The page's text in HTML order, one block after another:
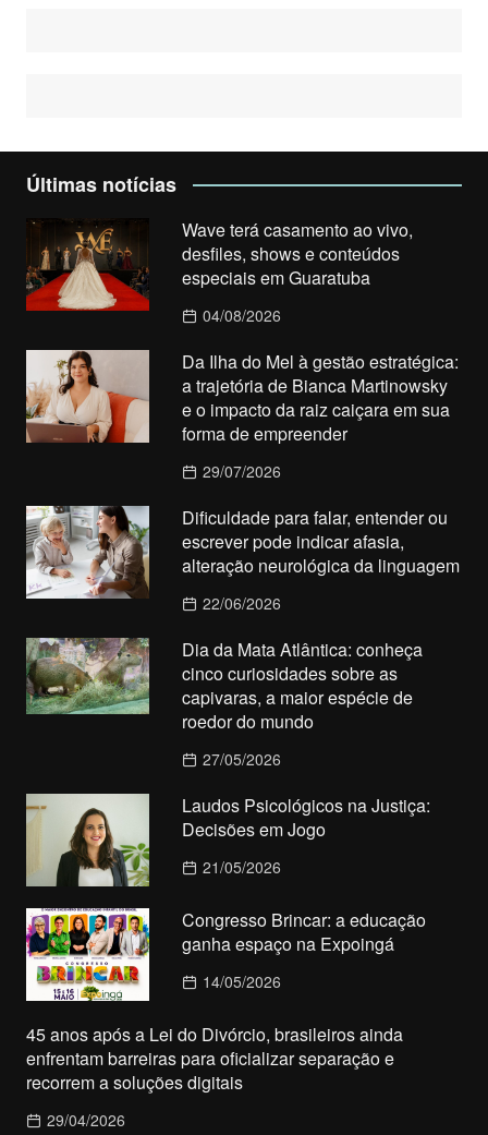
Últimas notícias
Wave terá casamento ao vivo,
desfiles, shows e conteúdos
especiais em Guaratuba
04/08/2026
Da Ilha do Mel à gestão estratégica:
a trajetória de Bianca Martinowsky
e o impacto da raiz caiçara em sua
forma de empreender
29/07/2026
Dificuldade para falar, entender ou
escrever pode indicar afasia,
alteração neurológica da linguagem
22/06/2026
Dia da Mata Atlântica: conheça
cinco curiosidades sobre as
capivaras, a maior espécie de
roedor do mundo
27/05/2026
Laudos Psicológicos na Justiça:
Decisões em Jogo
21/05/2026
Congresso Brincar: a educação
ganha espaço na Expoingá
14/05/2026
45 anos após a Lei do Divórcio, brasileiros ainda
enfrentam barreiras para oficializar separação e
recorrem a soluções digitais
29/04/2026